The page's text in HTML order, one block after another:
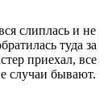
слиплась и не
туда за
приехал, все
случаи бывают.